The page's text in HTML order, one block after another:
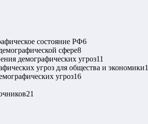
состояние РФ6
сфере8
демографических угроз11
угроз для общества и экономики
угроз16
21